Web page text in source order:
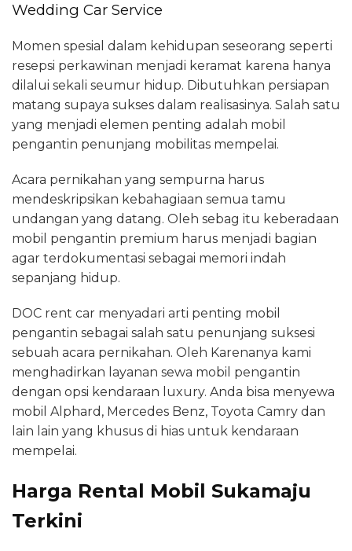
Wedding Car Service
Momen spesial dalam kehidupan seseorang seperti
resepsi perkawinan menjadi keramat karena hanya
dilalui sekali seumur hidup. Dibutuhkan persiapan
matang supaya sukses dalam realisasinya. Salah satu
yang menjadi elemen penting adalah mobil
pengantin penunjang mobilitas mempelai.
Acara pernikahan yang sempurna harus
mendeskripsikan kebahagiaan semua tamu
undangan yang datang. Oleh sebag itu keberadaan
mobil pengantin premium harus menjadi bagian
agar terdokumentasi sebagai memori indah
sepanjang hidup.
DOC rent car menyadari arti penting mobil
pengantin sebagai salah satu penunjang suksesi
sebuah acara pernikahan. Oleh Karenanya kami
menghadirkan layanan sewa mobil pengantin
dengan opsi kendaraan luxury. Anda bisa menyewa
mobil Alphard, Mercedes Benz, Toyota Camry dan
lain lain yang khusus di hias untuk kendaraan
mempelai.
Harga Rental Mobil Sukamaju
Terkini